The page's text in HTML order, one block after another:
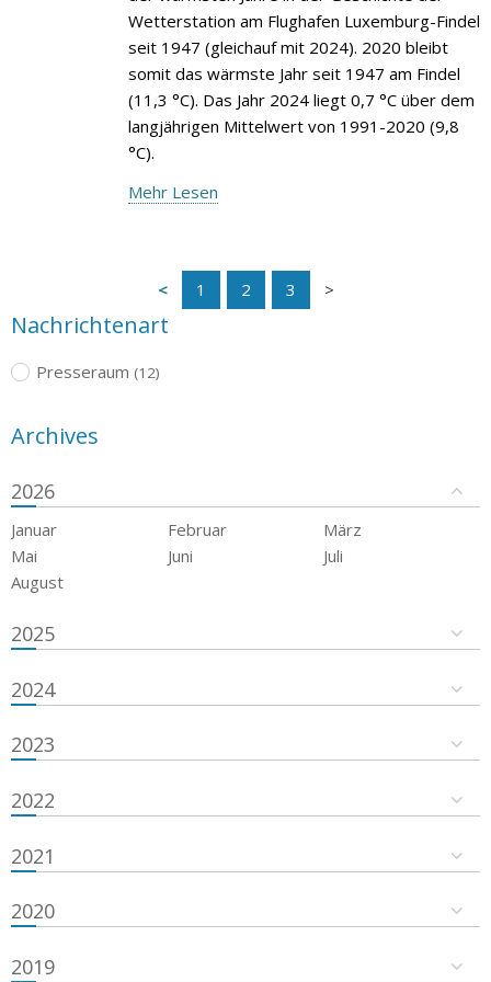
Wetterstation am Flughafen Luxemburg-Findel
seit 1947 (gleichauf mit 2024). 2020 bleibt
somit das wärmste Jahr seit 1947 am Findel
(11,3 °C). Das Jahr 2024 liegt 0,7 °C über dem
langjährigen Mittelwert von 1991-2020 (9,8
°C).
Mehr Lesen
1 2 3
Nachrichtenart
Presseraum (12)
Archives
2026
Januar Februar
März
Mai
Juni
Juli
August
2025
2024
2023
2022
2021
2020
2019